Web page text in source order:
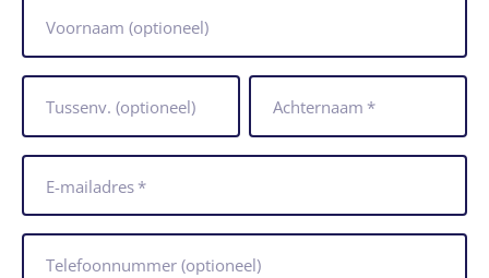
Voornaam (optioneel)
Tussenv. (optioneel) Achternaam *
E-mailadres *
Telefoonnummer (optioneel)